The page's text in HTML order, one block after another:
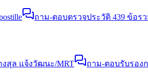
ถาม-ตอบตรวจประวัติ 439 ข้อร
งสุล แจ้งวัฒนะ/MRT ถาม-ตอบรับรอง